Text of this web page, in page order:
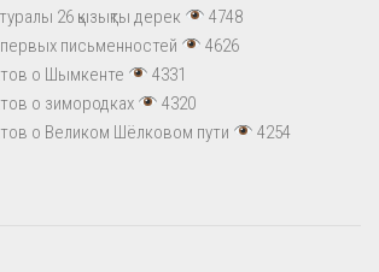
26 қызықты дерек
4748
письменностей
4626
о Шымкенте
4331
о зимородках
4320
о Великом Шёлковом пути
4254